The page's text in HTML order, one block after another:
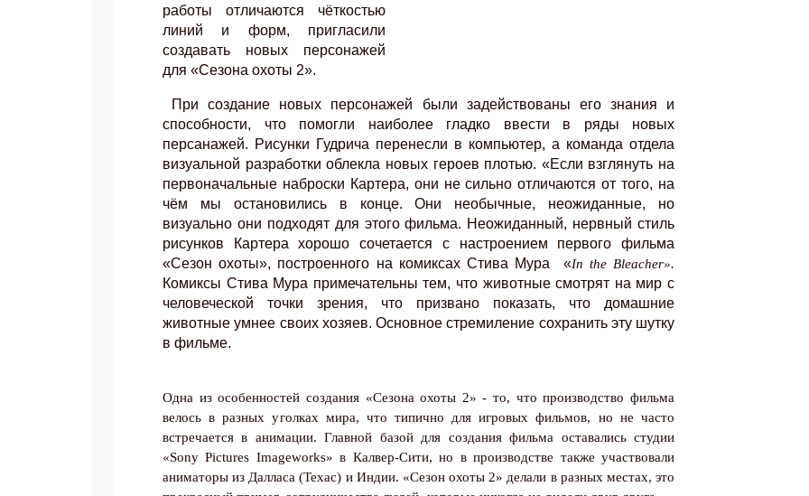
работы отличаются чёткостью
линий и форм, пригласили
создавать новых персонажей
для «Сезона охоты 2».
При создание новых персонажей были задействованы его знания и
способности, что помогли наиболее гладко ввести в ряды новых
персанажей. Рисунки Гудрича перенесли в компьютер, а команда отдела
визуальной разработки облекла новых героев плотью. «Если взглянуть на
первоначальные наброски Картера, они не сильно отличаются от того, на
чём мы остановились в конце. Они необычные, неожиданные, но
визуально они подходят для этого фильма. Неожиданный, нервный стиль
рисунков Картера хорошо сочетается с настроением первого фильма
«Сезон охоты», построенного на комиксах Стива Мура
«In the Bleacher».
Комиксы Стива Мура примечательны тем, что животные смотрят на мир с
человеческой точки зрения, что призвано показать, что домашние
животные умнее своих хозяев. Основное стремиление сохранить эту шутку
в фильме.
Одна из особенностей создания «Сезона охоты 2» - то, что производство фильма
велось в разных уголках мира, что типично для игровых фильмов, но не часто
встречается в анимации. Главной базой для создания фильма оставались студии
«Sony Pictures Imageworks» в Калвер-Сити, но в производстве также участвовали
аниматоры из Далласа (Техас) и Индии. «Сезон охоты 2» делали в разных местах, это